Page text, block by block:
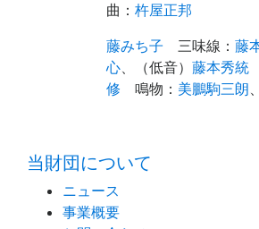
曲： 杵屋正邦
藤みち子
三味線 ： 藤
心、（低音） 藤本秀統
修
鳴物 ： 美鵬駒三朗、
当財団について
ニュース
事業概要